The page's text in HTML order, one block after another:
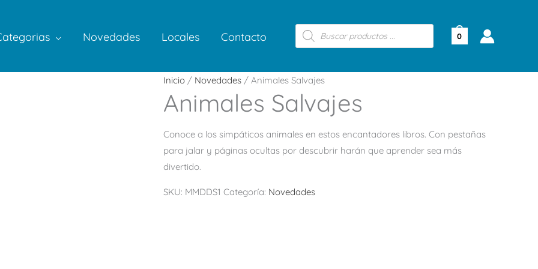
Novedades Locales Contacto
Búsqueda
de
productos
0
Inicio / Novedades / Animales Salvajes
Animales Salvajes
Conoce a los simpáticos animales en estos encantadores libros. Con pestañas
para jalar y páginas ocultas por descubrir harán que aprender sea más
divertido.
SKU: MMDDS1 Categoría: Novedades